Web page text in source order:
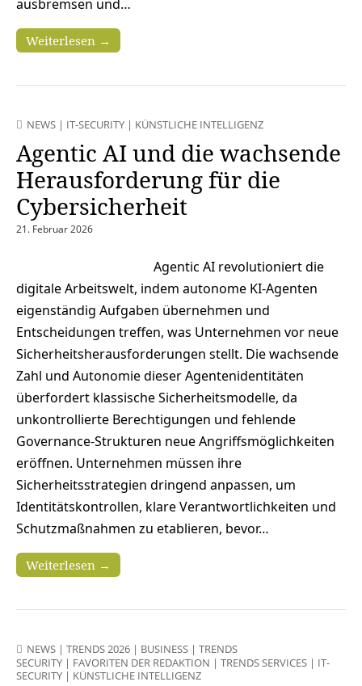
ausbremsen und…
Weiterlesen →
NEWS | IT-SECURITY | KÜNSTLICHE INTELLIGENZ
Agentic AI und die wachsende
Herausforderung für die
Cybersicherheit
21. Februar 2026
Agentic AI revolutioniert die
digitale Arbeitswelt, indem autonome KI-Agenten
eigenständig Aufgaben übernehmen und
Entscheidungen treffen, was Unternehmen vor neue
Sicherheitsherausforderungen stellt. Die wachsende
Zahl und Autonomie dieser Agentenidentitäten
überfordert klassische Sicherheitsmodelle, da
unkontrollierte Berechtigungen und fehlende
Governance-Strukturen neue Angriffsmöglichkeiten
eröffnen. Unternehmen müssen ihre
Sicherheitsstrategien dringend anpassen, um
Identitätskontrollen, klare Verantwortlichkeiten und
Schutzmaßnahmen zu etablieren, bevor…
Weiterlesen →
NEWS | TRENDS 2026 | BUSINESS | TRENDS
SECURITY | FAVORITEN DER REDAKTION | TRENDS SERVICES | IT-
SECURITY | KÜNSTLICHE INTELLIGENZ